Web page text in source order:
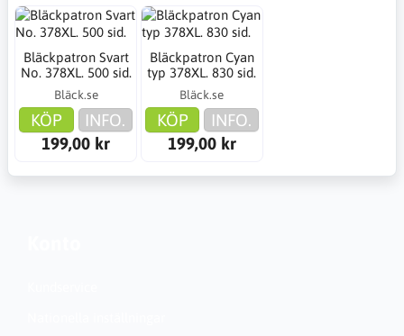
Bläckpatron Svart
No. 378XL. 500 sid.
Bläck.se
KÖP
INFO.
199,00 kr
Bläckpatron Cyan
typ 378XL. 830 sid.
Bläck.se
KÖP
INFO.
199,00 kr